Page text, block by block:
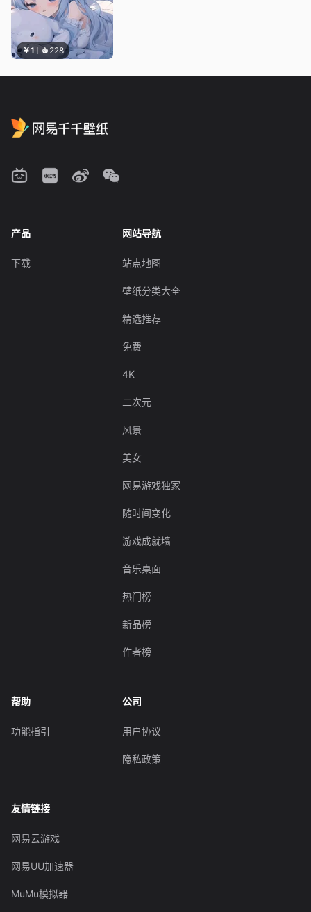
￥1 228
产品
下载
网站导航
站点地图
壁纸分类大全
精选推荐
免费
4K
二次元
风景
美女
网易游戏独家
随时间变化
游戏成就墙
音乐桌面
热门榜
新品榜
作者榜
帮助
功能指引
公司
用户协议
隐私政策
友情链接
网易云游戏
网易UU加速器
MuMu模拟器